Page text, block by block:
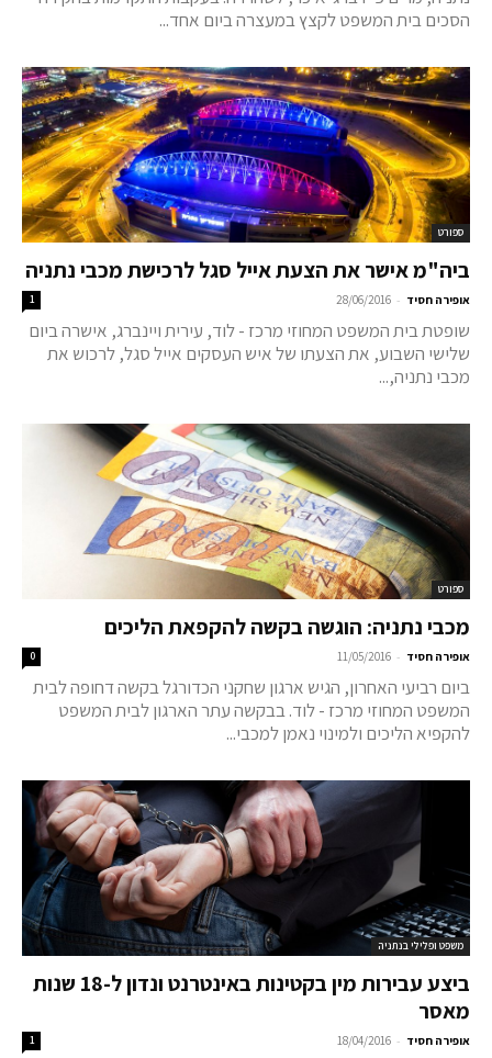
הסכים בית המשפט לקצץ במעצרה ביום אחד...
ספורט
ביה"מ אישר את הצעת אייל סגל לרכישת מכבי נתניה
אופירה חסיד -
28/06/2016
1
שופטת בית המשפט המחוזי מרכז - לוד, עירית ויינברג, אישרה ביום
שלישי השבוע, את הצעתו של איש העסקים אייל סגל, לרכוש את
מכבי נתניה,...
ספורט
מכבי נתניה: הוגשה בקשה להקפאת הליכים
אופירה חסיד -
11/05/2016
0
ביום רביעי האחרון, הגיש ארגון שחקני הכדורגל בקשה דחופה לבית
המשפט המחוזי מרכז - לוד. בבקשה עתר הארגון לבית המשפט
להקפיא הליכים ולמינוי נאמן למכבי...
משפט ופלילי בנתניה
ביצע עבירות מין בקטינות באינטרנט ונדון ל-18 שנות
מאסר
אופירה חסיד -
18/04/2016
1